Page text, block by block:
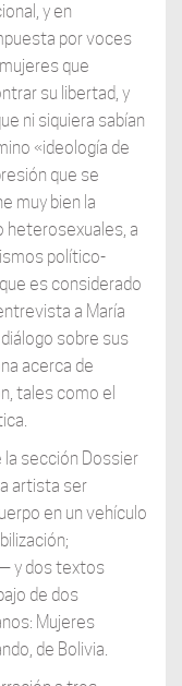
y en
por voces
que
su libertad, y
ni siquiera sabían
«ideología de
que se
muy bien la
heterosexuales, a
político-
es considerado
a María
diálogo sobre sus
acerca de
tales como el
la sección Dossier
artista ser
en un vehículo
y dos textos
de dos
Mujeres
de Bolivia.